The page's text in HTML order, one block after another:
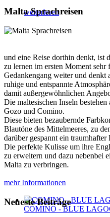
weiterlesen
COMINO - BLUE
Malta Sprachreisen
und eine Reise dorthin denkt, ist
zu lernen im ersten Moment sehr
Gedankengang weiter und denkt
ruhige und entspannte
damit außergewöhnlichen
Die maltesischen Inseln
Gozo und Comino.
Diese bieten bezaubernde
Blautöne des Mittelmeeres, zu
darüber gespannt ein traumhafter
Die perfekte Kulisse um ihre
zu erweitern und dazu nebenbei
Malta zu verbringen.
mehr Informationen
Neueste Beiträge